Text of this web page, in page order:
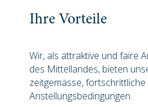
Ihre Vorteile
Wir, als attraktive und faire
des Mittellandes, bieten
zeitgemässe,
Anstellungsbedingungen.